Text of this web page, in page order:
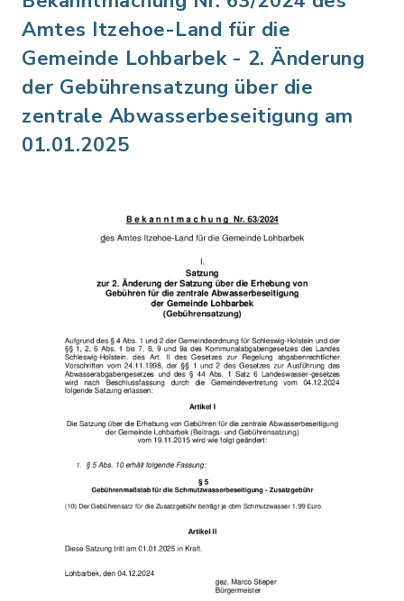
Amtes Itzehoe-Land für die
Gemeinde Lohbarbek - 2. Änderung
der Gebührensatzung über die
zentrale Abwasserbeseitigung am
01.01.2025